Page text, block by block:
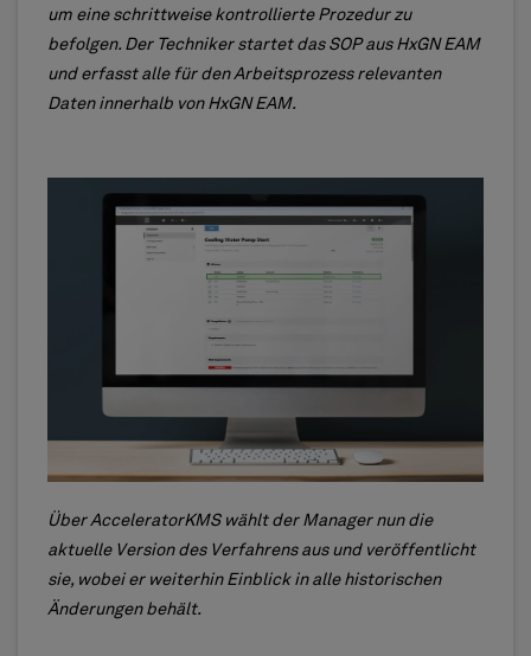
um eine schrittweise kontrollierte Prozedur zu
befolgen. Der Techniker startet das SOP aus HxGN EAM
und erfasst alle für den Arbeitsprozess relevanten
Daten innerhalb von HxGN EAM.
Über AcceleratorKMS wählt der Manager nun die
aktuelle Version des Verfahrens aus und veröffentlicht
sie, wobei er weiterhin Einblick in alle historischen
Änderungen behält.